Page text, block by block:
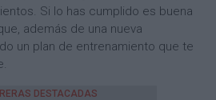
Si lo has cumplido es buena
además de una nueva
un plan de entrenamiento que te
DESTACADAS